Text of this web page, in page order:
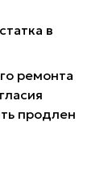
в
ремонта
продлен